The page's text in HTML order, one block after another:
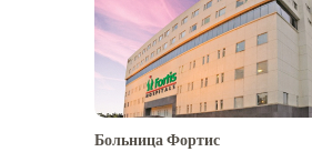
Больница Фортис